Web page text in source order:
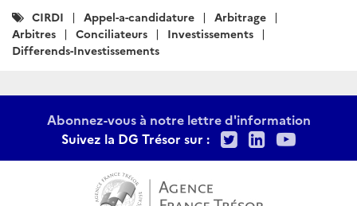
Catégories
:
CIRDI Appel-a-candidature
Arbitrage
Arbitres
Conciliateurs
Investissements
Differends-Investissements
Abonnez-vous à notre lettre d'information
Suivez la DG Trésor sur :
TwitterLinkedIn